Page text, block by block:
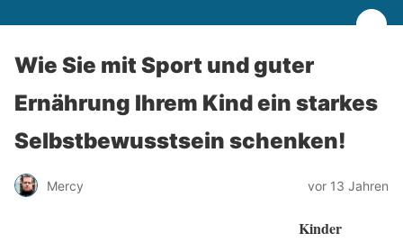
Wie Sie mit Sport und guter
Ernährung Ihrem Kind ein starkes
Selbstbewusstsein schenken!
Mercy vor 13 Jahren
Kinder